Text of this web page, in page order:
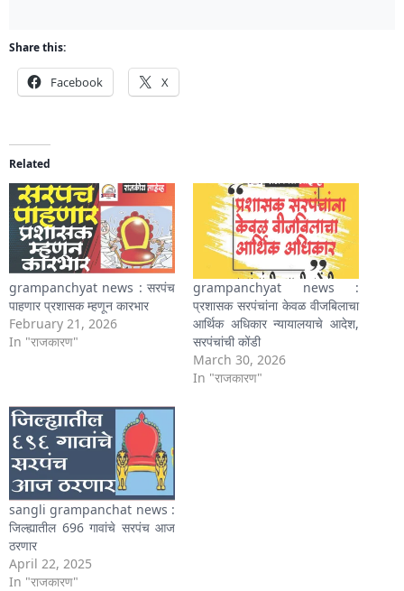
Share this:
Facebook X
Related
grampanchyat news : सरपंच
पाहणार प्रशासक म्हणून कारभार
February 21, 2026
In "राजकारण"
grampanchyat news :
प्रशासक सरपंचांना केवळ वीजबिलाचा
आर्थिक अधिकार न्यायालयाचे आदेश,
सरपंचांची कोंडी
March 30, 2026
In "राजकारण"
sangli grampanchat news :
जिल्ह्यातील 696 गावांचे सरपंच आज
ठरणार
April 22, 2025
In "राजकारण"